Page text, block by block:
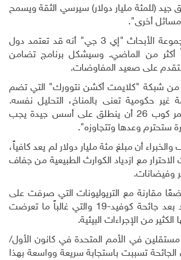
(للمئة مليار دولار) سيرسي الثقة ويسمح
مسائل أخرى".
ورأى ألدن ماير من مجموعة الأبحاث "إي 3 جي" أنه قد تعتمد دول
أكثر من الماضي. وسيشكل برنامج تضامن
على صعيد المفاوضات.
من شبكة "كلايمت أكشن نتوورك" التي تضم
1500 منظمة غير حكومية تعنى بالمناخ، التحليل نفسه.
وأضاف: "إذا أراد مؤتمر كوب 26 أن ينطلق على أسس جيدة يجب
ستحترم وعدها وتتجاوزه".
أن مبلغ مئة مليار دولار لم يعد كافياً،
مع ازدياد الكوارث الطبيعية من جفاف
وفيضانات.
مقارنة مع التريوليونات التي صرفت على
خطط إنعاش الاقتصاد بعد جائحة كوفيد-19 والتي غالباً ما تعرضت
من الإجراءات البيئية.
في الأمم المتحدة في كانون الأول/
"بما أن الجائحة تسببت باستجابة سريعة وواسعة بهذا